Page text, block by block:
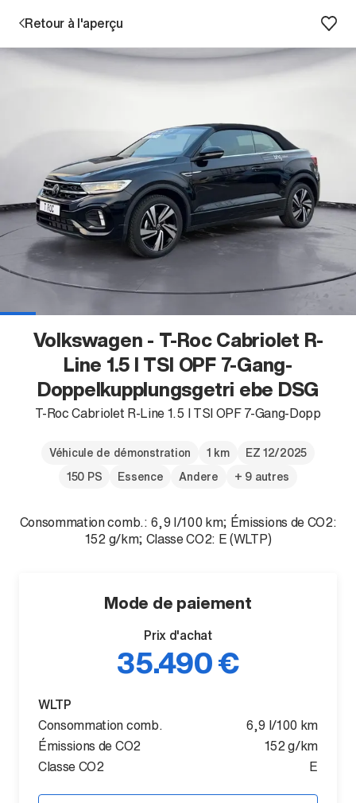
Prestations
Recherche d'un véhicule
Entreprise & Carrière
Retour à l'aperçu
Volkswagen - T-Roc Cabriolet R-
Line 1.5 l TSI OPF 7-Gang-
Doppelkupplungsgetri ebe DSG
T-Roc Cabriolet R-Line 1.5 l TSI OPF 7-Gang-Dopp
Véhicule de démonstration 1 km
EZ 12/2025
150 PS
Essence Andere + 9 autres
Consommation comb.: 6,9 l/100 km; Émissions de CO2:
152 g/km; Classe CO2: E (WLTP)
Mode de paiement
Prix d'achat
35.490 €
WLTP
Consommation comb.
6,9 l/100 km
Émissions de CO2
152 g/km
Classe CO2
E